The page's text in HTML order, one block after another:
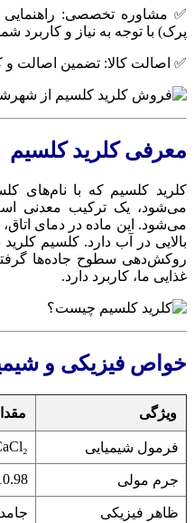
✅ مشاوره تخصصی: راهنمایی
پرک) با توجه به نیاز و کاربرد شما.
✅ اصالت کالا: تضمین اصالت و
معرفی کلرید کلسیم
می‌شود، یک ترکیب معدنی
می‌شود. این ماده در دمای اتاق،
بالایی در آب دارد. کلسیم کلرید
روکش‌دهی سطوح جاده‌ها گرفته
غذایی ما، کاربرد دارد.
خواص فیزیکی و
ویژگی
فرمول شیمیایی CaCl₂
جرم مولی g/mol
ظاهر فیزیکی